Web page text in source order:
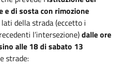
e di sosta con rimozione
della strada (eccetto i
l’intersezione)dalle ore
alle 18 di sabato 13
strade: